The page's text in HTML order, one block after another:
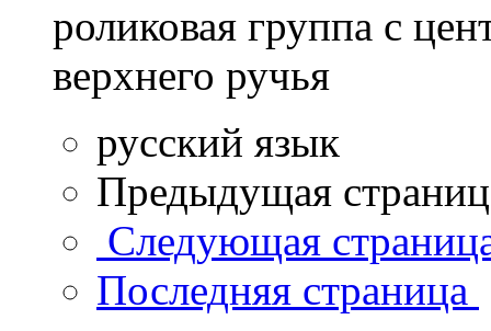
роликовая группа с
верхнего ручья
русский язык
Предыдущая
Следующая
Последняя страница